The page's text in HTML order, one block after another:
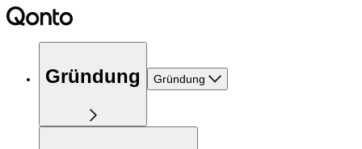
Gründung Gründung